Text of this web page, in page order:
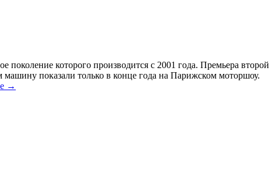
поколение которого производится с 2001 года. Премьера второй
показали только в конце года на Парижском моторшоу.
→